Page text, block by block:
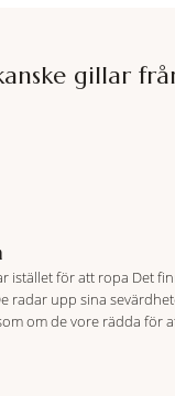
gillar
istället för att ropa Det
radar upp sina
om de vore rädda för